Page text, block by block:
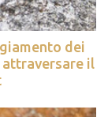
dei
attraversare il